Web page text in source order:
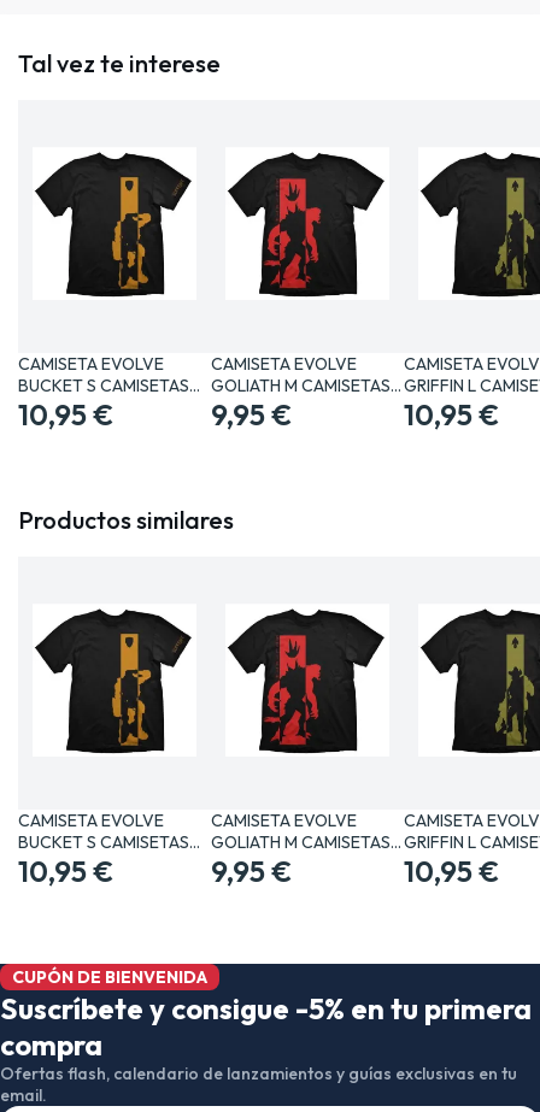
Tal vez te interese
CAMISETA EVOLVE
BUCKET S CAMISETAS…
10,95 €
CAMISETA EVOLVE
GOLIATH M CAMISETAS…
9,95 €
CAMISETA
GRIFFIN L
10,95 €
Productos similares
CAMISETA EVOLVE
BUCKET S CAMISETAS…
10,95 €
CAMISETA EVOLVE
GOLIATH M CAMISETAS…
9,95 €
CAMISETA
GRIFFIN L
10,95 €
CUPÓN DE BIENVENIDA
Suscríbete y consigue -5% en tu primera
compra
Ofertas flash, calendario de lanzamientos y guías exclusivas en tu
email.